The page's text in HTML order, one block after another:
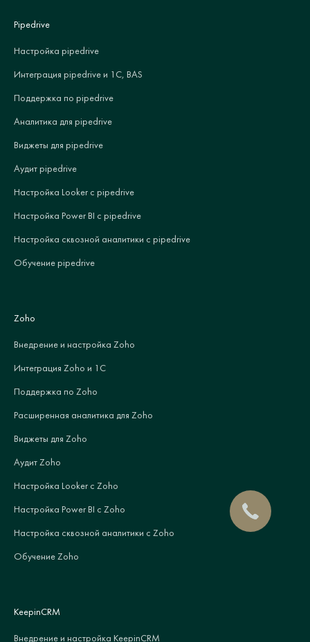
Pipedrive
Настройка pipedrive
Интеграция pipedrive и 1С, BAS
Поддержка по pipedrive
Аналитика для pipedrive
Виджеты для pipedrive
Аудит pipedrive
Настройка Looker с pipedrive
Настройка Power BI с pipedrive
Настройка сквозной аналитики с pipedrive
Обучение pipedrive
Zoho
Внедрение и настройка Zoho
Интеграция Zoho и 1С
Поддержка по Zoho
Расширенная аналитика для Zoho
Виджеты для Zoho
Аудит Zoho
Настройка Looker с Zoho
Настройка Power BI с Zoho
Настройка сквозной аналитики с Zoho
Обучение Zoho
KeepinCRM
Внедрение и настройка KeepinCRM